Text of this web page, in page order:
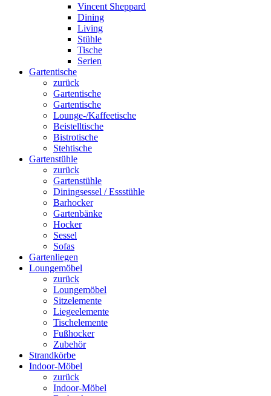
Vincent Sheppard
Dining
Living
Stühle
Tische
Serien
Gartentische
zurück
Gartentische
Gartentische
Lounge-/Kaffeetische
Beistelltische
Bistrotische
Stehtische
Gartenstühle
zurück
Gartenstühle
Diningsessel / Essstühle
Barhocker
Gartenbänke
Hocker
Sessel
Sofas
Gartenliegen
Loungemöbel
zurück
Loungemöbel
Sitzelemente
Liegeelemente
Tischelemente
Fußhocker
Zubehör
Strandkörbe
Indoor-Möbel
zurück
Indoor-Möbel